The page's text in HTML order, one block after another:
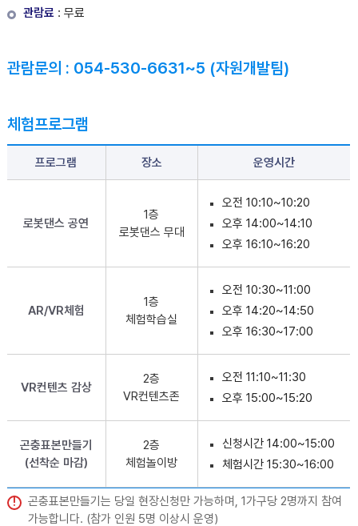
관람료: 무료
관람문의 : 054-530-6631~5 (자원개발팀)
체험프로그램
프로그램 장소 운영시간
로봇댄스 공연
1층
로봇댄스 무대
오전 10:10~10:20
오후 14:00~14:10
오후 16:10~16:20
AR/VR체험
1층
체험학습실
오전 10:30~11:00
오후 14:20~14:50
오후 16:30~17:00
VR컨텐츠 감상
2층
VR컨텐츠존
오전 11:10~11:30
오후 15:00~15:20
곤충표본만들기
(선착순 마감)
2층
체험놀이방
신청시간 14:00~15:00
체험시간 15:30~16:00
곤충표본만들기는 당일 현장신청만 가능하며, 1가구당 2명까지 참여
가능합니다. (참가 인원 5명 이상시 운영)